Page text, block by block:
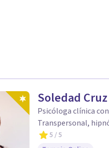
Soledad
Psicóloga clínica
Transpersonal,
5 / 5